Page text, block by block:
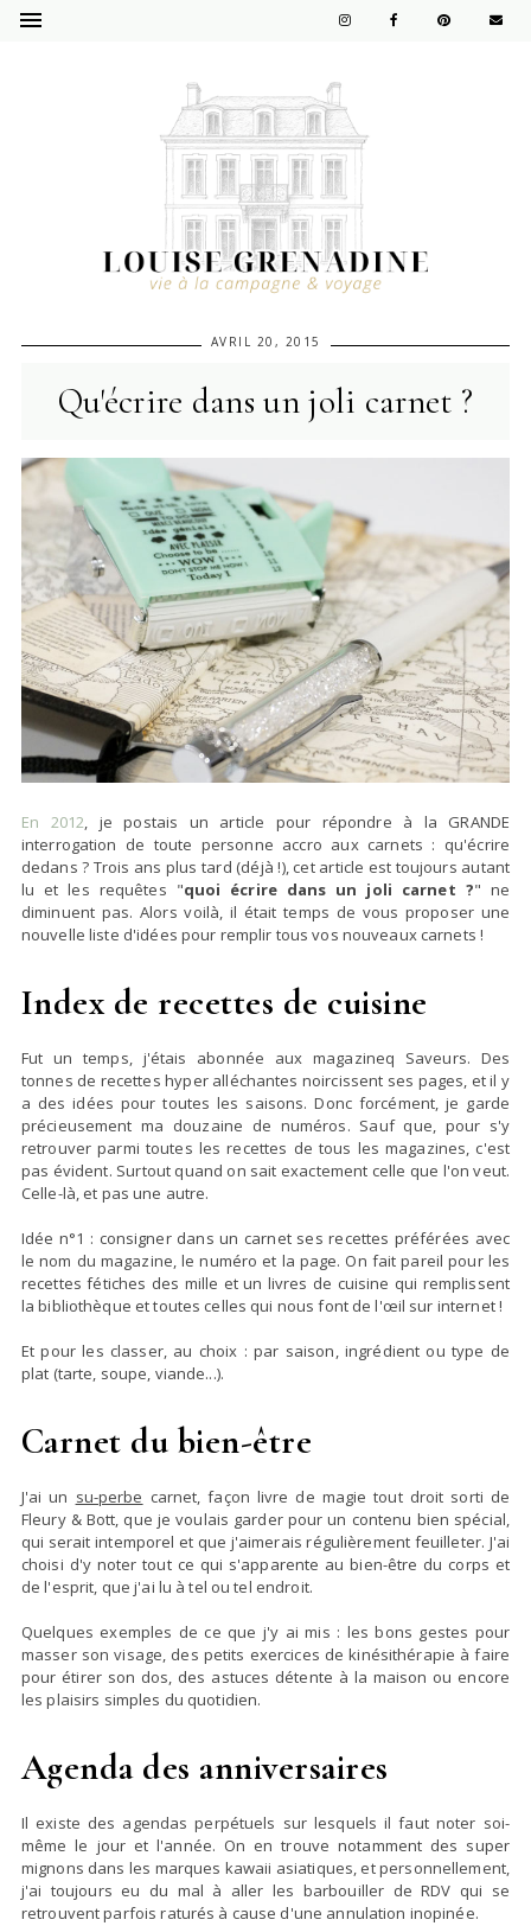
AVRIL 20, 2015
Qu'écrire dans un joli carnet ?
En 2012, je postais un article pour répondre à la GRANDE
interrogation de toute personne accro aux carnets : qu'écrire
dedans ? Trois ans plus tard (déjà !), cet article est toujours autant
lu et les requêtes "quoi écrire dans un joli carnet ?" ne
diminuent pas. Alors voilà, il était temps de vous proposer une
nouvelle liste d'idées pour remplir tous vos nouveaux carnets !
Index de recettes de cuisine
Fut un temps, j'étais abonnée aux magazineq Saveurs. Des
tonnes de recettes hyper alléchantes noircissent ses pages, et il y
a des idées pour toutes les saisons. Donc forcément, je garde
précieusement ma douzaine de numéros. Sauf que, pour s'y
retrouver parmi toutes les recettes de tous les magazines, c'est
pas évident. Surtout quand on sait exactement celle que l'on veut.
Celle-là, et pas une autre.
Idée n°1 : consigner dans un carnet ses recettes préférées avec
le nom du magazine, le numéro et la page. On fait pareil pour les
recettes fétiches des mille et un livres de cuisine qui remplissent
la bibliothèque et toutes celles qui nous font de l'œil sur internet !
Et pour les classer, au choix : par saison, ingrédient ou type de
plat (tarte, soupe, viande...).
Carnet du bien-être
J'ai un su-perbe carnet, façon livre de magie tout droit sorti de
Fleury & Bott, que je voulais garder pour un contenu bien spécial,
qui serait intemporel et que j'aimerais régulièrement feuilleter. J'ai
choisi d'y noter tout ce qui s'apparente au bien-être du corps et
de l'esprit, que j'ai lu à tel ou tel endroit.
Quelques exemples de ce que j'y ai mis : les bons gestes pour
masser son visage, des petits exercices de kinésithérapie à faire
pour étirer son dos, des astuces détente à la maison ou encore
les plaisirs simples du quotidien.
Agenda des anniversaires
Il existe des agendas perpétuels sur lesquels il faut noter soi-
même le jour et l'année. On en trouve notamment des super
mignons dans les marques kawaii asiatiques, et personnellement,
j'ai toujours eu du mal à aller les barbouiller de RDV qui se
retrouvent parfois raturés à cause d'une annulation inopinée.